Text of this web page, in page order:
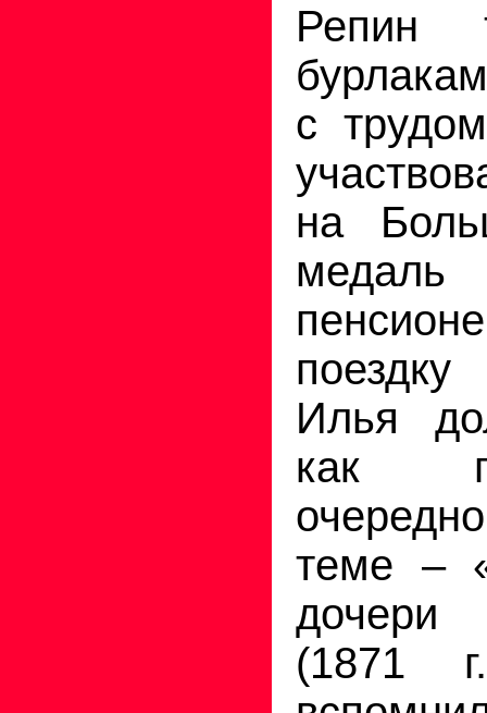
Репин
с
на
Илья
как
теме –
(1871